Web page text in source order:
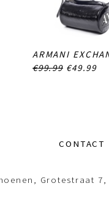
ARMANI
€99.99 €49.99
CONTACT
Grotestraat